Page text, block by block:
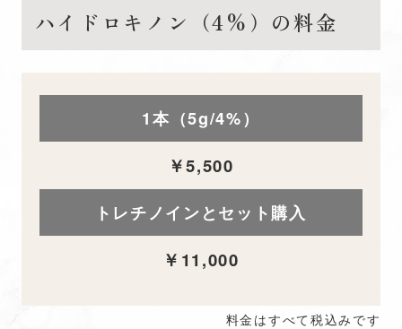
ハイドロキノン（4%）の料金
1本（5g/4%）
￥5,500
トレチノインとセット購入
￥11,000
料金はすべて税込みです